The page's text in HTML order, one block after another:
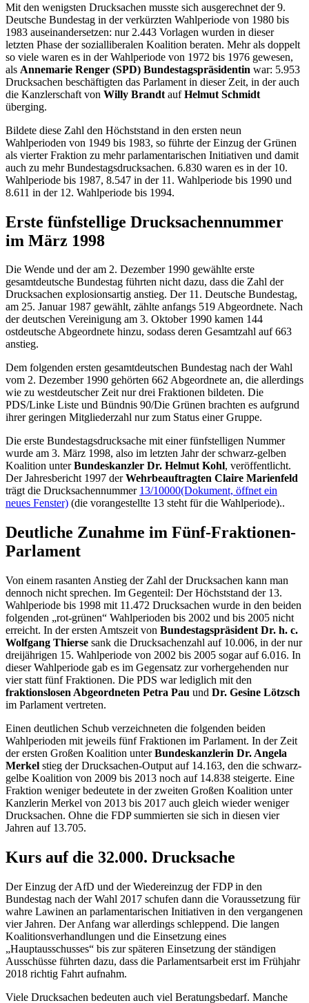
Mit den wenigsten Drucksachen musste sich ausgerechnet der 9.
Deutsche Bundestag in der verkürzten Wahlperiode von 1980 bis
1983 auseinandersetzen: nur 2.443 Vorlagen wurden in dieser
letzten Phase der sozialliberalen Koalition beraten. Mehr als doppelt
so viele waren es in der Wahlperiode von 1972 bis 1976 gewesen,
als Annemarie Renger (SPD) Bundestagspräsidentin war: 5.953
Drucksachen beschäftigten das Parlament in dieser Zeit, in der auch
die Kanzlerschaft von Willy Brandt aufHelmut Schmidt
überging.
Bildete diese Zahl den Höchststand in den ersten neun
Wahlperioden von 1949 bis 1983, so führte der Einzug der Grünen
als vierter Fraktion zu mehr parlamentarischen Initiativen und damit
auch zu mehr Bundestagsdrucksachen. 6.830 waren es in der 10.
Wahlperiode bis 1987, 8.547 in der 11. Wahlperiode bis 1990 und
8.611 in der 12. Wahlperiode bis 1994.
Erste fünfstellige Drucksachennummer
im März 1998
Die Wende und der am 2. Dezember 1990 gewählte erste
gesamtdeutsche Bundestag führten nicht dazu, dass die Zahl der
Drucksachen explosionsartig anstieg. Der 11. Deutsche Bundestag,
am 25. Januar 1987 gewählt, zählte anfangs 519 Abgeordnete. Nach
der deutschen Vereinigung am 3. Oktober 1990 kamen 144
ostdeutsche Abgeordnete hinzu, sodass deren Gesamtzahl auf 663
anstieg.
Dem folgenden ersten gesamtdeutschen Bundestag nach der Wahl
vom 2. Dezember 1990 gehörten 662 Abgeordnete an, die allerdings
wie zu westdeutscher Zeit nur drei Fraktionen bildeten. Die
PDS/Linke Liste und Bündnis 90/Die Grünen brachten es aufgrund
ihrer geringen Mitgliederzahl nur zum Status einer Gruppe.
Die erste Bundestagsdrucksache mit einer fünfstelligen Nummer
wurde am 3. März 1998, also im letzten Jahr der schwarz-gelben
Koalition unterBundeskanzler Dr. Helmut Kohl, veröffentlicht.
Der Jahresbericht 1997 derWehrbeauftragten Claire Marienfeld
trägt die Drucksachennummer 13/10000(Dokument, öffnet ein
neues Fenster) (die vorangestellte 13 steht für die Wahlperiode)..
Deutliche Zunahme im Fünf-Fraktionen-
Parlament
Von einem rasanten Anstieg der Zahl der Drucksachen kann man
dennoch nicht sprechen. Im Gegenteil: Der Höchststand der 13.
Wahlperiode bis 1998 mit 11.472 Drucksachen wurde in den beiden
folgenden „rot-grünen“ Wahlperioden bis 2002 und bis 2005 nicht
erreicht. In der ersten Amtszeit von Bundestagspräsident Dr. h. c.
Wolfgang Thierse sank die Drucksachenzahl auf 10.006, in der nur
dreijährigen 15. Wahlperiode von 2002 bis 2005 sogar auf 6.016. In
dieser Wahlperiode gab es im Gegensatz zur vorhergehenden nur
vier statt fünf Fraktionen. Die PDS war lediglich mit den
fraktionslosen Abgeordneten Petra Pau und Dr. Gesine Lötzsch
im Parlament vertreten.
Einen deutlichen Schub verzeichneten die folgenden beiden
Wahlperioden mit jeweils fünf Fraktionen im Parlament. In der Zeit
der ersten Großen Koalition unterBundeskanzlerin Dr. Angela
Merkel stieg der Drucksachen-Output auf 14.163, den die schwarz-
gelbe Koalition von 2009 bis 2013 noch auf 14.838 steigerte. Eine
Fraktion weniger bedeutete in der zweiten Großen Koalition unter
Kanzlerin Merkel von 2013 bis 2017 auch gleich wieder weniger
Drucksachen. Ohne die FDP summierten sie sich in diesen vier
Jahren auf 13.705.
Kurs auf die 32.000. Drucksache
Der Einzug der AfD und der Wiedereinzug der FDP in den
Bundestag nach der Wahl 2017 schufen dann die Voraussetzung für
wahre Lawinen an parlamentarischen Initiativen in den vergangenen
vier Jahren. Der Anfang war allerdings schleppend. Die langen
Koalitionsverhandlungen und die Einsetzung eines
„Hauptausschusses“ bis zur späteren Einsetzung der ständigen
Ausschüsse führten dazu, dass die Parlamentsarbeit erst im Frühjahr
2018 richtig Fahrt aufnahm.
Viele Drucksachen bedeuten auch viel Beratungsbedarf. Manche